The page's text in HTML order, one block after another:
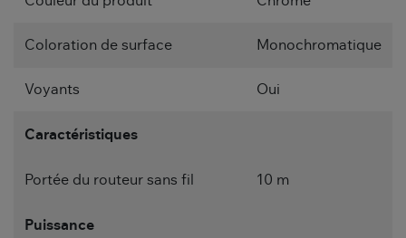
Coloration de surface Monochromatique
Voyants Oui
Caractéristiques
Portée du routeur sans fil 10 m
Puissance